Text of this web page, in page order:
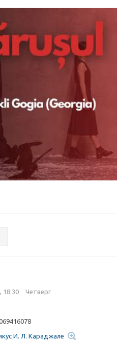
18:30 Четверг
И. Л. Караджале